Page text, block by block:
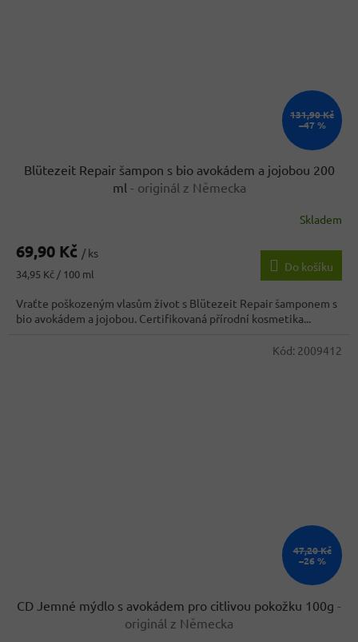
131,90 Kč
–47 %
Blütezeit Repair šampon s bio avokádem a jojobou 200
ml - originál z Německa
Skladem
69,90 Kč / ks
Měrná
34,95 Kč / 100 ml
Do košíku
Vraťte poškozeným vlasům život s Blütezeit Repair šamponem s
bio avokádem a jojobou. Certifikovaná přírodní kosmetika...
47,20 Kč
–26 %
CD Jemné mýdlo s avokádem pro citlivou pokožku 100g -
originál z Německa
Kód: 2009412